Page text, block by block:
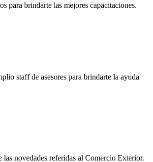
para brindarte las mejores capacitaciones.
staff de asesores para brindarte la ayuda
las novedades referidas al Comercio Exterior.